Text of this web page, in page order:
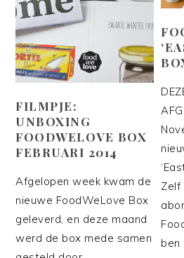
FILMPJE:
UNBOXING
FOODWELOVE BOX
FEBRUARI 2014
Afgelopen week kwam de
nieuwe FoodWeLove Box
geleverd, en deze maand
werd de box mede samen
Zelf
ben